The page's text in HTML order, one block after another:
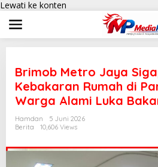
Lewati ke konten
Brimob Metro Jaya
Kebakaran Rumah di
Warga Alami Luka
Hamdan
5 Juni 2026
Berita
10,606 Views